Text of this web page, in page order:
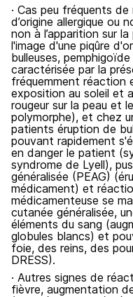
· Cas peu fréquents
d’origine allergique ou
non à l’apparition sur
l'image d'une piqûre
bulleuses,
caractérisée par la
fréquemment réaction
exposition au soleil et
rougeur sur la peau et
polymorphe), et chez
patients éruption de
pouvant rapidement
en danger le patient
syndrome de Lyell),
généralisée (PEAG)
médicament) et
médicamenteuse se
cutanée généralisée,
éléments du sang
globules blancs) et
foie, des reins, des
DRESS).
· Autres signes de
fièvre, augmentation